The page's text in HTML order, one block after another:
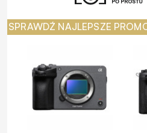
SPRAWDŹ NAJLEPSZE